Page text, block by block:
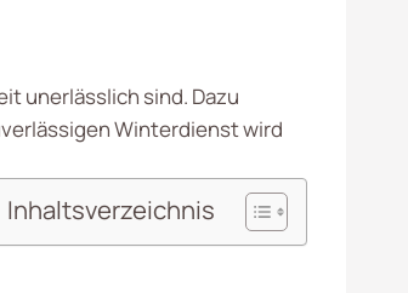
unerlässlich sind. Dazu
Winterdienst wird
Inhaltsverzeichnis